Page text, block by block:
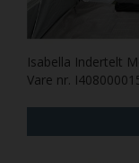
Isabella Indertelt
Vare nr.